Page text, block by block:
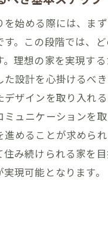
ニークな家づくり
の住まいを形にする
を始める際には、ま
。この段階では、
。理想の家を実現す
設計を心掛けるべ
デザインを取り入れ
ュニケーションを
進めることが求めら
住み続けられる家を
現可能となります。